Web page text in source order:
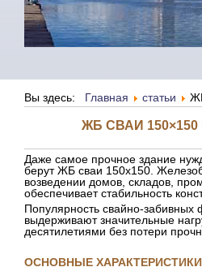
Вы здесь: Главная статьи
ЖБ СВАИ
Даже самое прочное здание
берут ЖБ сваи 150х150.
возведении домов, складов,
обеспечивает стабильность
Популярность свайно-забивных
выдерживают значительные
десятилетиями без потери
ОСНОВНЫЕ ХАРАКТЕРИСТИКИ